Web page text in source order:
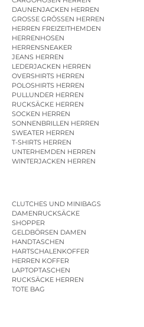
DAUNENJACKEN HERREN
GROSSE GRÖSSEN HERREN
HERREN FREIZEITHEMDEN
HERRENHOSEN
HERRENSNEAKER
JEANS HERREN
LEDERJACKEN HERREN
OVERSHIRTS HERREN
POLOSHIRTS HERREN
PULLUNDER HERREN
RUCKSÄCKE HERREN
SOCKEN HERREN
SONNENBRILLEN HERREN
SWEATER HERREN
T-SHIRTS HERREN
UNTERHEMDEN HERREN
WINTERJACKEN HERREN
CLUTCHES UND MINIBAGS
DAMENRUCKSÄCKE
SHOPPER
GELDBÖRSEN DAMEN
HANDTASCHEN
HARTSCHALENKOFFER
HERREN KOFFER
LAPTOPTASCHEN
RUCKSÄCKE HERREN
TOTE BAG